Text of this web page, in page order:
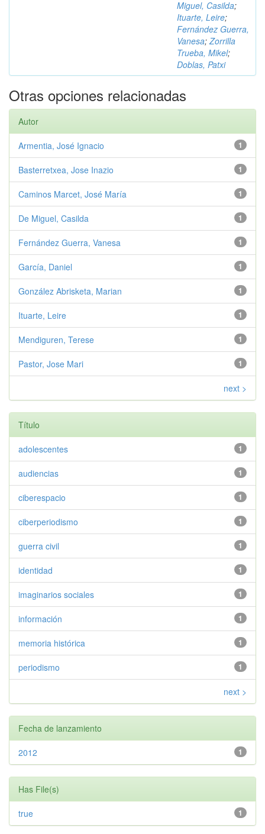
Miguel, Casilda;
Ituarte, Leire;
Fernández Guerra,
Vanesa;Zorrilla
Trueba, Mikel;
Doblas, Patxi
Otras opciones relacionadas
Autor
1
Armentia, José Ignacio
1
Basterretxea, Jose Inazio
1
Caminos Marcet, José María
1
De Miguel, Casilda
1
Fernández Guerra, Vanesa
1
García, Daniel
1
González Abrisketa, Marian
1
Ituarte, Leire
1
Mendiguren, Terese
1
Pastor, Jose Mari
next >
Título
1
adolescentes
1
audiencias
1
ciberespacio
1
ciberperiodismo
1
guerra civil
1
identidad
1
imaginarios sociales
1
información
1
memoria histórica
1
periodismo
next >
Fecha de lanzamiento
1
2012
Has File(s)
1
true